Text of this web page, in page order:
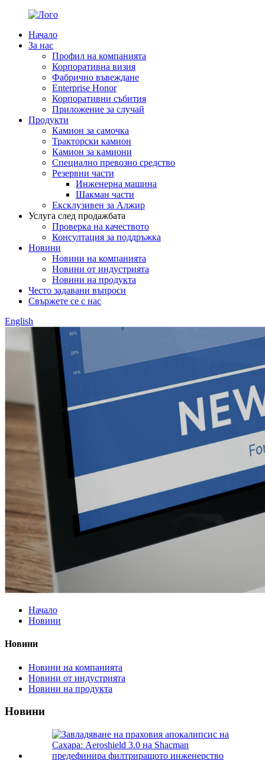
Начало
За нас
Профил на компанията
Корпоративна визия
Фабрично въвеждане
Enterprise Honor
Корпоративни събития
Приложение за случай
Продукти
Камион за самочка
Тракторски камион
Камион за камиони
Специално превозно средство
Резервни части
Инженерна машина
Шакман части
Ексклузивен за Алжир
Услуга след продажбата
Проверка на качеството
Консултация за поддръжка
Новини
Новини на компанията
Новини от индустрията
Новини на продукта
Често задавани въпроси
Свържете се с нас
English
Начало
Новини
Новини
Новини на компанията
Новини от индустрията
Новини на продукта
Новини